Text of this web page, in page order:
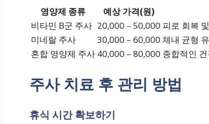
영양제 종류
예상 가격(원)
비타민 B군 주사 20,000 – 50,000 피로 회복
미네랄 주사
30,000 – 60,000 체내 균형
혼합 영양제 주사 40,000 – 80,000 종합적인
주사 치료 후 관리 방법
휴식 시간 확보하기